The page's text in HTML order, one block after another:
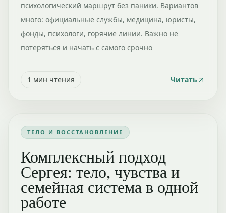
психологический маршрут без паники. Вариантов
много: официальные службы, медицина, юристы,
фонды, психологи, горячие линии. Важно не
потеряться и начать с самого срочно
1 мин чтения Читать
ТЕЛО И ВОССТАНОВЛЕНИЕ
Комплексный подход
Сергея: тело, чувства и
семейная система в одной
работе